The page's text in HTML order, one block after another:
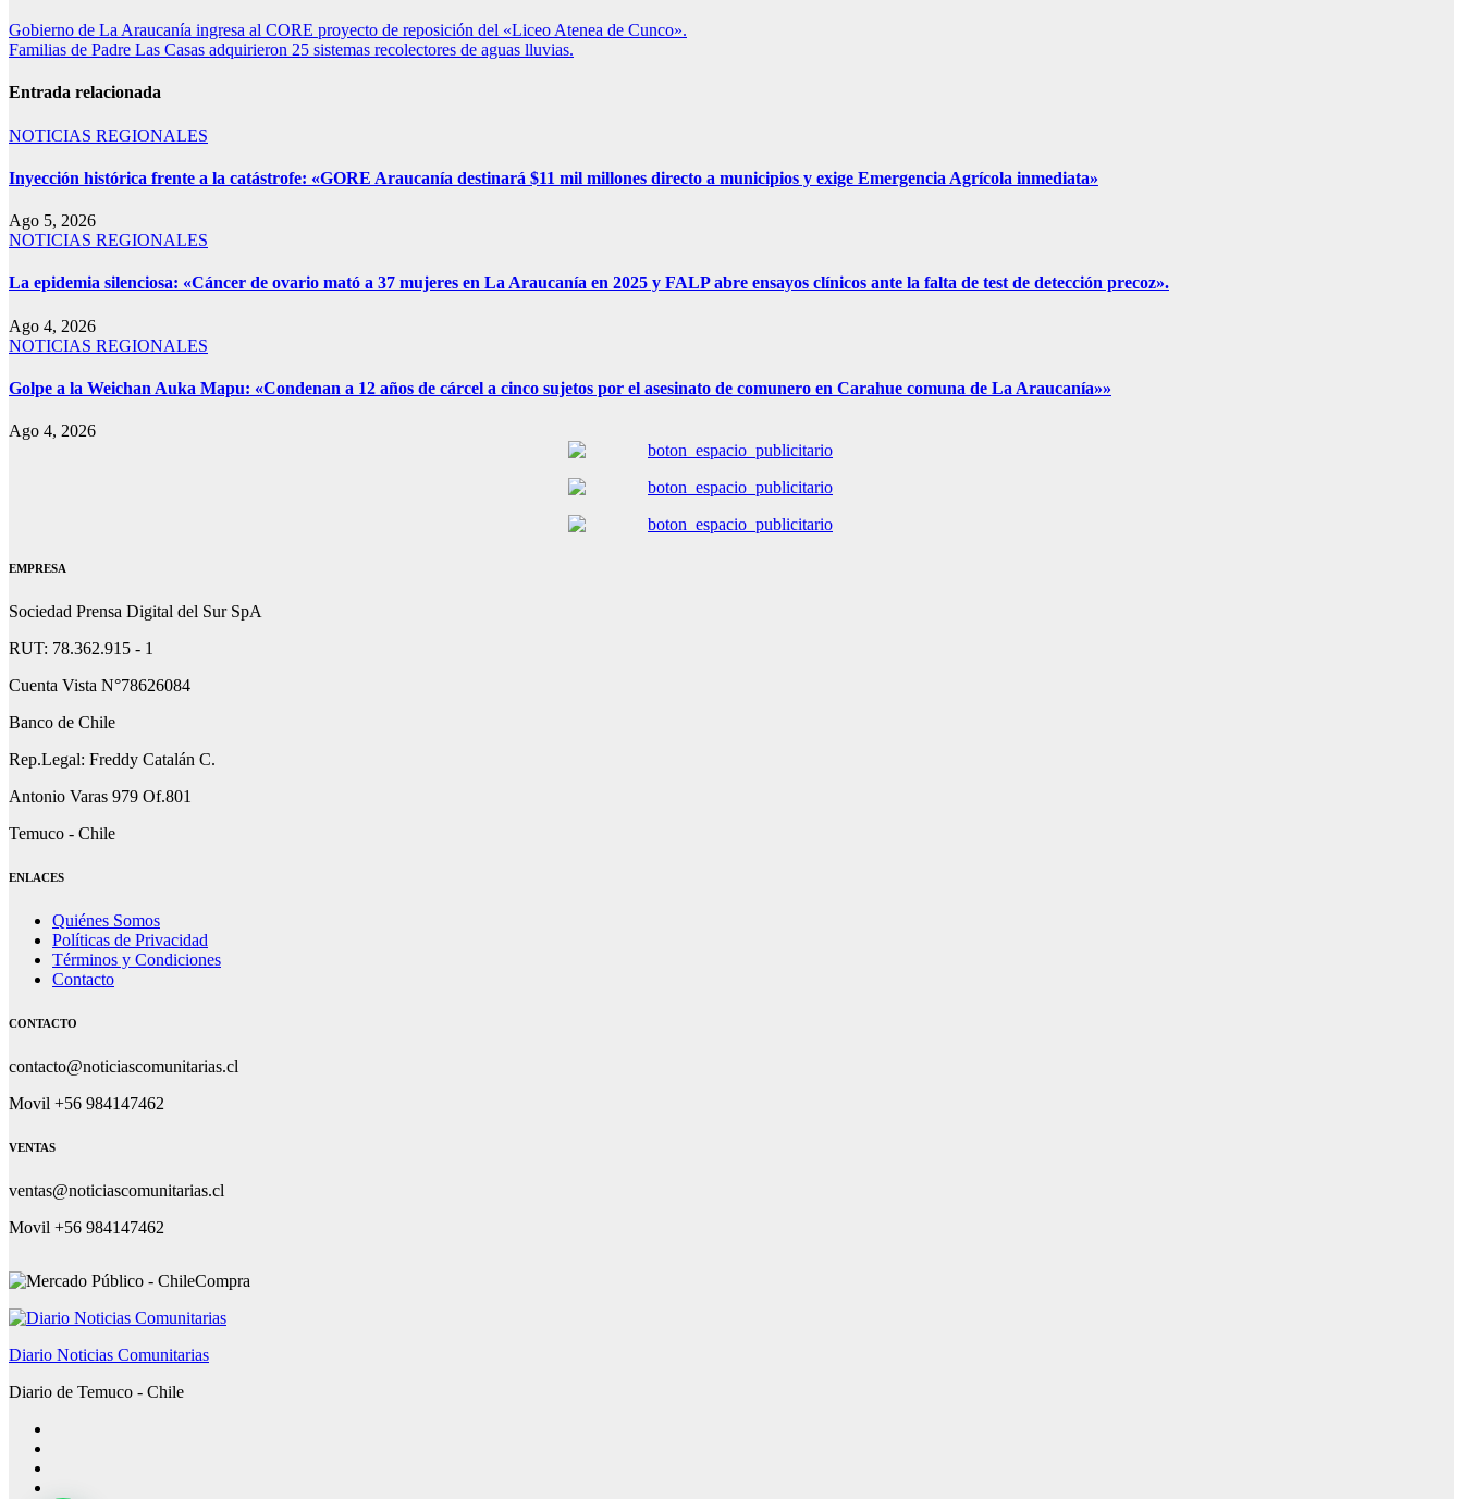
Gobierno de La Araucanía ingresa al CORE proyecto de reposición del «Liceo Atenea de Cunco».
Familias de Padre Las Casas adquirieron 25 sistemas recolectores de aguas lluvias.
Entrada relacionada
NOTICIAS REGIONALES
Inyección histórica frente a la catástrofe: «GORE Araucanía destinará $11 mil millones directo a municipios y exige Emergencia Agrícola inmediata»
Ago 5, 2026
NOTICIAS REGIONALES
La epidemia silenciosa: «Cáncer de ovario mató a 37 mujeres en La Araucanía en 2025 y FALP abre ensayos clínicos ante la falta de test de detección precoz».
Ago 4, 2026
NOTICIAS REGIONALES
Golpe a la Weichan Auka Mapu: «Condenan a 12 años de cárcel a cinco sujetos por el asesinato de comunero en Carahue comuna de La Araucanía»»
Ago 4, 2026
EMPRESA
Sociedad Prensa Digital del Sur SpA
RUT: 78.362.915 - 1
Cuenta Vista N°78626084
Banco de Chile
Rep.Legal: Freddy Catalán C.
Antonio Varas 979 Of.801
Temuco - Chile
ENLACES
Quiénes Somos
Políticas de Privacidad
Términos y Condiciones
Contacto
CONTACTO
contacto@noticiascomunitarias.cl
Movil +56 984147462
VENTAS
ventas@noticiascomunitarias.cl
Movil +56 984147462
Diario Noticias Comunitarias
Diario de Temuco - Chile